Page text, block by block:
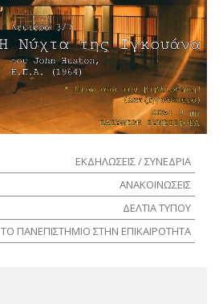
ΕΚΔΗΛΩΣΕΙΣ / ΣΥΝΕΔΡΙΑ
ΑΝΑΚΟΙΝΩΣΕΙΣ
ΔΕΛΤΙΑ ΤΥΠΟΥ
ΤΟ ΠΑΝΕΠΙΣΤΗΜΙΟ ΣΤΗΝ ΕΠΙΚΑΙΡΟΤΗΤΑ